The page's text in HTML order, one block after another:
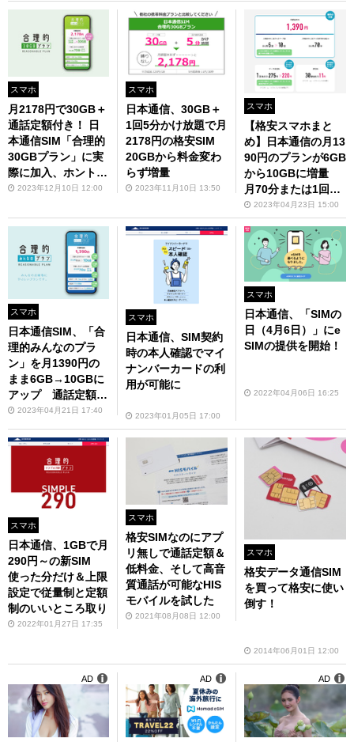
スマホ
月2178円で30GB＋
通話定額付き！ 日
本通信SIM「合理的
30GBプラン」に実
際に加入、ホントに
高コスパ？
2023年12月10日 12:00
スマホ
日本通信、30GB＋
1回5分かけ放題で月
2178円の格安SIM
20GBから料金変わ
らず増量
2023年11月10日 13:50
スマホ
【格安スマホまと
め】日本通信の月13
90円のプランが6GB
から10GBに増量
月70分または1回5
分の通話定額込み
2023年04月23日 15:00
スマホ
日本通信SIM、「合
理的みんなのプラ
ン」を月1390円の
まま6GB→10GBに
アップ 通話定額も
込み2023年04月21日 17:40
スマホ
日本通信、SIM契約
時の本人確認でマイ
ナンバーカードの利
用が可能に
2023年01月05日 17:00
スマホ
日本通信、「SIMの
日（4月6日）」にe
SIMの提供を開始！
2022年04月06日 16:25
スマホ
日本通信、1GBで月
290円～の新SIM
使った分だけ＆上限
設定で従量制と定額
制のいいところ取り
2022年01月27日 17:35
スマホ
格安SIMなのにアプ
リ無しで通話定額＆
低料金、そして高音
質通話が可能なHIS
モバイルを試した
2021年08月08日 12:00
スマホ
格安データ通信SIM
を買って格安に使い
倒す！
2014年06月01日 12:00
AD AD AD